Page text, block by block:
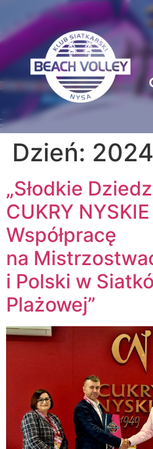
Dzień:
„Słodkie
CUKRY
Współpracę
na
i Polski w
Plażowej”